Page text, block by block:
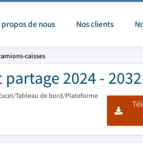
propos de nous Nos clients
caisses
2024 - 2032
Tableau de bord/Plateforme